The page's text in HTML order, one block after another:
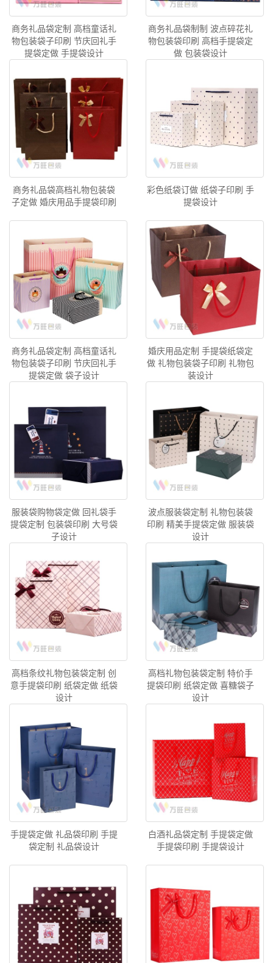
商务礼品袋定制 高档童话礼
物包装袋子印刷 节庆回礼手
提袋定做 手提袋设计
商务礼品袋制制 波点碎花礼
物包装袋印刷 高档手提袋定
做 包装袋设计
商务礼品袋高档礼物包装袋
子定做 婚庆用品手提袋印刷
彩色纸袋订做 纸袋子印刷 手
提袋设计
商务礼品袋定制 高档童话礼
物包装袋子印刷 节庆回礼手
提袋定做 袋子设计
婚庆用品定制 手提袋纸袋定
做 礼物包装袋子印刷 礼物包
装设计
服装袋购物袋定做 回礼袋手
提袋定制 包装袋印刷 大号袋
子设计
波点服装袋定制 礼物包装袋
印刷 精美手提袋定做 服装袋
设计
高档条纹礼物包装袋定制 创
意手提袋印刷 纸袋定做 纸袋
设计
高档礼物包装袋定制 特价手
提袋印刷 纸袋定做 喜糖袋子
设计
手提袋定做 礼品袋印刷 手提
袋定制 礼品袋设计
白酒礼品袋定制 手提袋定做
手提袋印刷 手提袋设计